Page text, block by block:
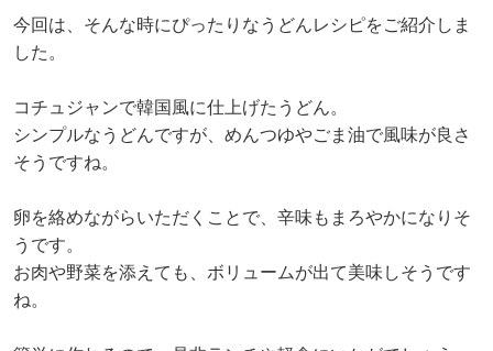
今回は、そんな時にぴったりなうどんレシピをご紹介しま
した。
コチュジャンで韓国風に仕上げたうどん。
シンプルなうどんですが、めんつゆやごま油で風味が良さ
そうですね。
卵を絡めながらいただくことで、辛味もまろやかになりそ
うです。
お肉や野菜を添えても、ボリュームが出て美味しそうです
ね。